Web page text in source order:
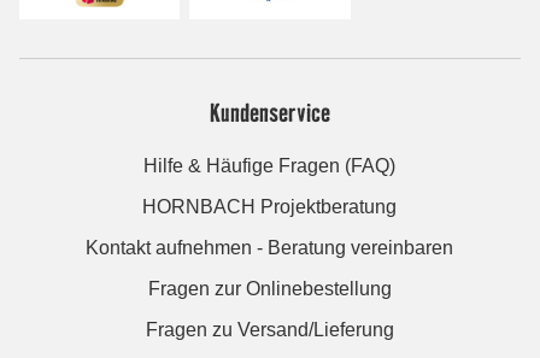
Kundenservice
Hilfe & Häufige Fragen (FAQ)
HORNBACH Projektberatung
Kontakt aufnehmen - Beratung vereinbaren
Fragen zur Onlinebestellung
Fragen zu Versand/Lieferung